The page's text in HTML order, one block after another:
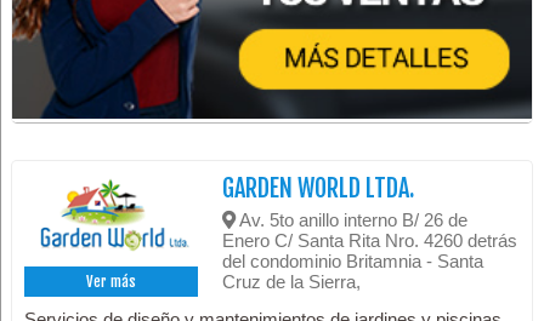
Ver más
GARDEN WORLD LTDA.
Av. 5to anillo interno B/ 26 de
Enero C/ Santa Rita Nro. 4260 detrás
del condominio Britamnia - Santa
Cruz de la Sierra,